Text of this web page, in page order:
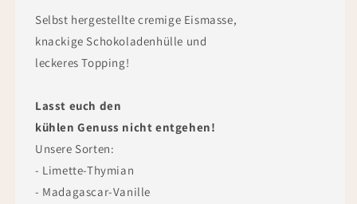
Selbst hergestellte cremige Eismasse,
knackige Schokoladenhülle und
leckeres Topping!
Lasst euch den
kühlen Genuss nicht entgehen!
Unsere Sorten:
- Limette-Thymian
- Madagascar-Vanille